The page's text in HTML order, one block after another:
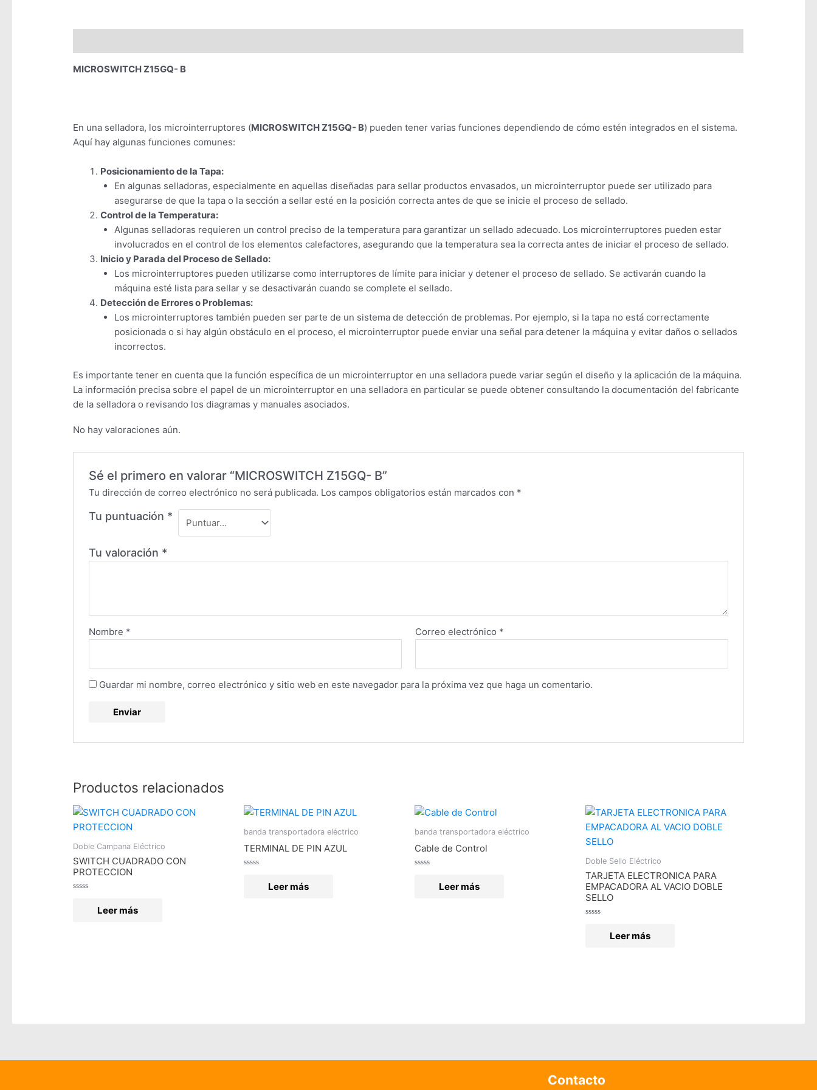
MICROSWITCH Z15GQ- B
En una selladora, los microinterruptores (MICROSWITCH Z15GQ- B) pueden tener varias funciones dependiendo de cómo estén integrados en el sistema.
Aquí hay algunas funciones comunes:
Posicionamiento de la Tapa:
En algunas selladoras, especialmente en aquellas diseñadas para sellar productos envasados, un microinterruptor puede ser utilizado para
asegurarse de que la tapa o la sección a sellar esté en la posición correcta antes de que se inicie el proceso de sellado.
Control de la Temperatura:
Algunas selladoras requieren un control preciso de la temperatura para garantizar un sellado adecuado. Los microinterruptores pueden estar
involucrados en el control de los elementos calefactores, asegurando que la temperatura sea la correcta antes de iniciar el proceso de sellado.
Inicio y Parada del Proceso de Sellado:
Los microinterruptores pueden utilizarse como interruptores de límite para iniciar y detener el proceso de sellado. Se activarán cuando la
máquina esté lista para sellar y se desactivarán cuando se complete el sellado.
Detección de Errores o Problemas:
Los microinterruptores también pueden ser parte de un sistema de detección de problemas. Por ejemplo, si la tapa no está correctamente
posicionada o si hay algún obstáculo en el proceso, el microinterruptor puede enviar una señal para detener la máquina y evitar daños o sellados
incorrectos.
Es importante tener en cuenta que la función específica de un microinterruptor en una selladora puede variar según el diseño y la aplicación de la máquina.
La información precisa sobre el papel de un microinterruptor en una selladora en particular se puede obtener consultando la documentación del fabricante
de la selladora o revisando los diagramas y manuales asociados.
No hay valoraciones aún.
Sé el primero en valorar “MICROSWITCH Z15GQ- B”
Tu dirección de correo electrónico no será publicada. Los campos obligatorios están marcados con *
Tu puntuación *
Tu valoración *
Nombre * Correo electrónico *
Guardar mi nombre, correo electrónico y sitio web en este navegador para la próxima vez que haga un comentario.
Productos relacionados
Doble Campana Eléctrico
SWITCH CUADRADO CON
PROTECCION
Leer más
banda transportadora eléctrico
TERMINAL DE PIN AZUL
Leer más
banda transportadora eléctrico
Cable de Control
Leer más
Doble Sello Eléctrico
TARJETA ELECTRONICA PARA
EMPACADORA AL VACIO DOBLE
SELLO
Leer más
Contacto